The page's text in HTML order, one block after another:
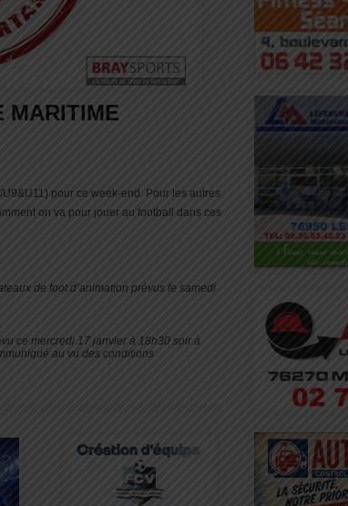
MARITIME
pour ce week-end. Pour les autres
on va pour jouer au football dans ces
de foot d’animation prévus le samedi
ce mercredi 17 janvier à 18h30 soir à
au vu des conditions